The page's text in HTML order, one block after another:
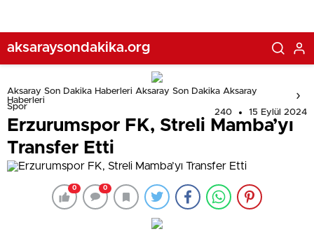
aksaraysondakika.org
Aksaray Son Dakika Haberleri Aksaray Son Dakika Aksaray
Haberleri
Spor
240 15 Eylül 2024
Erzurumspor FK, Streli Mamba’yı
Transfer Etti
0 0